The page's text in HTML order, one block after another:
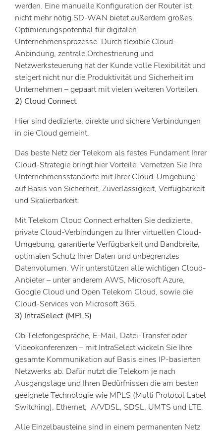
werden. Eine manuelle Konfiguration der Router ist
nicht mehr nötig.SD-WAN bietet außerdem großes
Optimierungspotential für digitalen
Unternehmensprozesse. Durch flexible Cloud-
Anbindung, zentrale Orchestrierung und
Netzwerksteuerung hat der Kunde volle Flexibilität und
steigert nicht nur die Produktivität und Sicherheit im
Unternehmen – gepaart mit vielen weiteren Vorteilen.
2) Cloud Connect
Hier sind dedizierte, direkte und sichere Verbindungen
in die Cloud gemeint.
Das beste Netz der Telekom als festes Fundament Ihrer
Cloud-Strategie bringt hier Vorteile. Vernetzen Sie Ihre
Unternehmensstandorte mit Ihrer Cloud-Umgebung
auf Basis von Sicherheit, Zuverlässigkeit, Verfügbarkeit
und Skalierbarkeit.
Mit Telekom Cloud Connect erhalten Sie dedizierte,
private Cloud-Verbindungen zu Ihrer virtuellen Cloud-
Umgebung, garantierte Verfügbarkeit und Bandbreite,
optimalen Schutz Ihrer Daten und unbegrenztes
Datenvolumen. Wir unterstützen alle wichtigen Cloud-
Anbieter – unter anderem AWS, Microsoft Azure,
Google Cloud und Open Telekom Cloud, sowie die
Cloud-Services von Microsoft 365.
3) IntraSelect (MPLS)
Ob Telefongespräche, E-Mail, Datei-Transfer oder
Videokonferenzen – mit IntraSelect wickeln Sie Ihre
gesamte Kommunikation auf Basis eines IP-basierten
Netzwerks ab. Dafür nutzt die Telekom je nach
Ausgangslage und Ihren Bedürfnissen die am besten
geeignete Technologie wie MPLS (Multi Protocol Label
Switching), Ethernet, A/VDSL, SDSL, UMTS und LTE.
Alle Einzelbausteine sind in einem permanenten Netz